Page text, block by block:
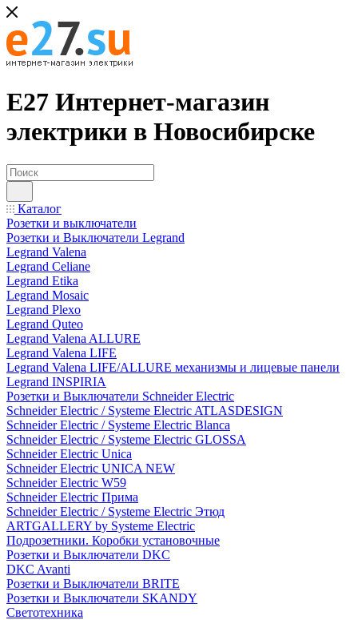
Е27 Интернет-магазин
электрики в Новосибирске
Каталог
Розетки и выключатели
Розетки и Выключатели Legrand
Legrand Valena
Legrand Celiane
Legrand Etika
Legrand Mosaic
Legrand Plexo
Legrand Quteo
Legrand Valena ALLURE
Legrand Valena LIFE
Legrand Valena LIFE/ALLURE механизмы и лицевые панели
Legrand INSPIRIA
Розетки и Выключатели Schneider Electric
Schneider Electric / Systeme Electric ATLASDESIGN
Schneider Electric / Systeme Electric Blanca
Schneider Electric / Systeme Electric GLOSSA
Schneider Electric Unica
Schneider Electric UNICA NEW
Schneider Electric W59
Schneider Electric Прима
Schneider Electric / Systeme Electric Этюд
ARTGALLERY by Systeme Electric
Подрозетники. Коробки установочные
Розетки и Выключатели DKC
DKC Avanti
Розетки и Выключатели BRITE
Розетки и Выключатели SKANDY
Светотехника